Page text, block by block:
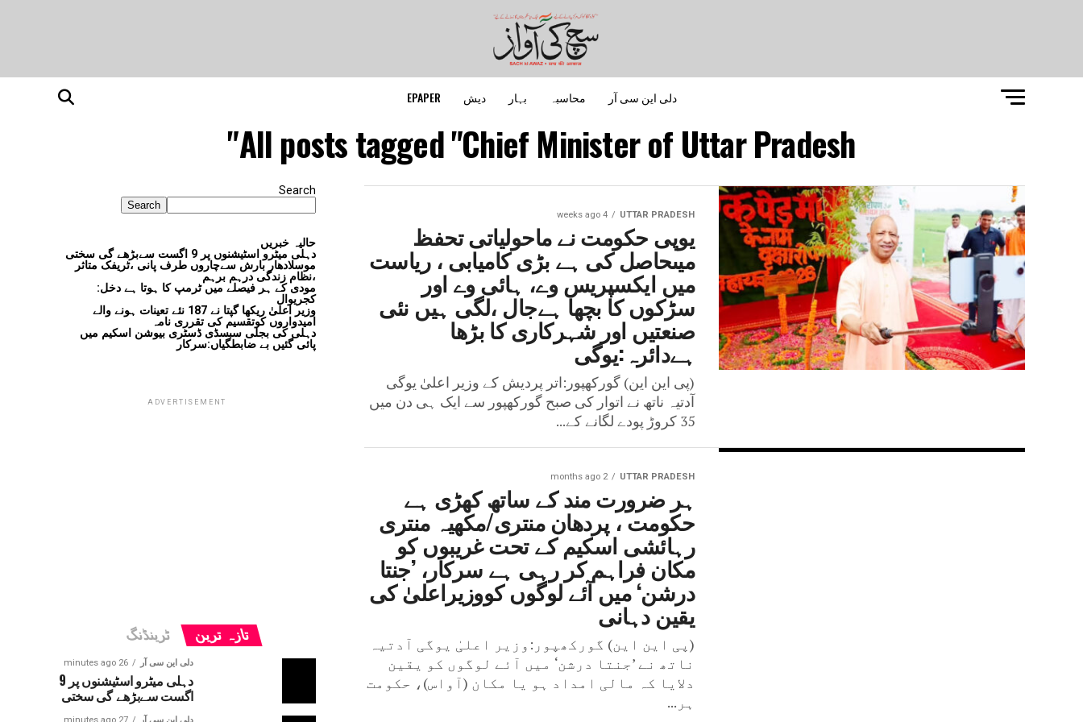
دلی این سی آر محاسبہ بہار دیش EPAPER
All posts tagged "Chief Minister of Uttar Pradesh"
UTTAR PRADESH
4 weeks ago
یوپی حکومت نے ماحولیاتی تحفظ
میںحاصل کی ہے بڑی کامیابی ، ریاست
میں ایکسپریس وے، ہائی وے اور
سڑکوں کا بچھا ہےجال ،لگی ہیں نئی
صنعتیں اور شہرکاری کا بڑھا
ہےدائرہ:یوگی
(پی این این) گورکھپور:اتر پردیش کے وزیر اعلیٰ یوگی
آدتیہ ناتھ نے اتوار کی صبح گورکھپور سے ایک ہی دن میں
35 کروڑ پودے لگانے کے...
UTTAR PRADESH
2 months ago
ہر ضرورت مند کے ساتھ کھڑی ہے
حکومت ، پردھان منتری/مکھیہ منتری
رہائشی اسکیم کے تحت غریبوں کو
مکان فراہم کر رہی ہے سرکار، ’جنتا
درشن‘ میں آئے لوگوں کووزیراعلیٰ کی
یقین دہانی
(پی این این) گورکھپور:وزیر اعلیٰ یوگی آدتیہ
ناتھ نے ’جنتا درشن‘ میں آئے لوگوں کو یقین
دلایا کہ مالی امداد ہو یا مکان (آواس)، حکومت
ہر...
Search
Search
حالیہ خبریں
دہلی میٹرو اسٹیشنوں پر 9 اگست سےبڑھے گی سختی
موسلادھار بارش سےچاروں طرف پانی ،ٹریفک متاثر
،نظام زندگی درہم برہم
مودی کے ہر فیصلے میں ٹرمپ کا ہوتا ہے دخل:
کجریوال
وزیر اعلیٰ ریکھا گپتا نے 187 نئے تعینات ہونے والے
امیدواروں کوتقسیم کی تقرری نامہ
دہلی کی بجلی سبسڈی ڈسٹری بیوشن اسکیم میں
پائی گئیں بے ضابطگیاں:سرکار
ADVERTISEMENT
تازہ ترین ٹرینڈنگ
دلی این سی آر 26 minutes ago
دہلی میٹرو اسٹیشنوں پر 9
اگست سےبڑھے گی سختی